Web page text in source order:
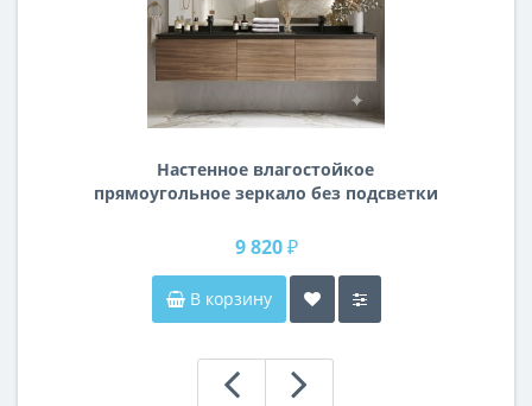
Настенное влагостойкое
прямоугольное зеркало без подсветки
9 820 ₽
В корзину